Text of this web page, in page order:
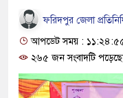
ফরিদপুর জেলা
আপডেট সময় : ১১:২৪:৫৫
২৬৫ জন সংবাদটি